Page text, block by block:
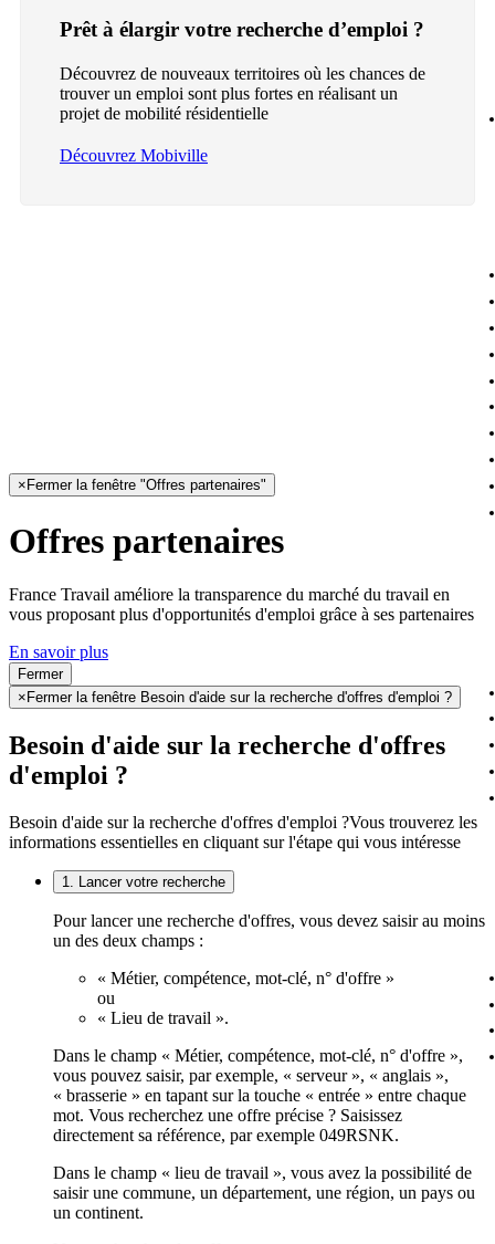
Prêt à élargir votre recherche d’emploi ?
Découvrez de nouveaux territoires où les chances de
trouver un emploi sont plus fortes en réalisant un
projet de mobilité résidentielle
Découvrez Mobiville
× Fermer la fenêtre "Offres partenaires"
Offres partenaires
France Travail améliore la transparence du marché du travail en
vous proposant plus d'opportunités d'emploi grâce à ses partenaires
En savoir plus
Fermer
× Fermer la fenêtre Besoin d'aide sur la recherche d'offres d'emploi ?
Besoin d'aide sur la recherche d'offres
d'emploi ?
Besoin d'aide sur la recherche d'offres d'emploi ?Vous trouverez les
informations essentielles en cliquant sur l'étape qui vous intéresse
1. Lancer votre recherche
Pour lancer une recherche d'offres, vous devez saisir au moins
un des deux champs :
« Métier, compétence, mot-clé, n° d'offre »
ou
« Lieu de travail ».
Dans le champ « Métier, compétence, mot-clé, n° d'offre »,
vous pouvez saisir, par exemple, « serveur », « anglais »,
« brasserie » en tapant sur la touche « entrée » entre chaque
mot. Vous recherchez une offre précise ? Saisissez
directement sa référence, par exemple 049RSNK.
Dans le champ « lieu de travail », vous avez la possibilité de
saisir une commune, un département, une région, un pays ou
un continent.